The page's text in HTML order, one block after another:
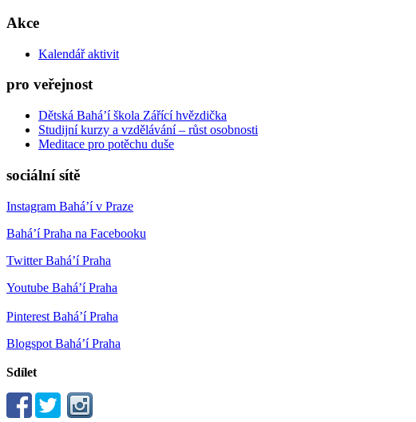
Akce
Kalendář aktivit
pro veřejnost
Dětská Bahá’í škola Zářící hvězdička
Studijní kurzy a vzdělávání – růst osobnosti
Meditace pro potěchu duše
sociální sítě
Instagram Bahá’í v Praze
Bahá’í Praha na Facebooku
Twitter Bahá’í Praha
Youtube Bahá’í Praha
Pinterest Bahá’í Praha
Blogspot Bahá’í Praha
Sdílet